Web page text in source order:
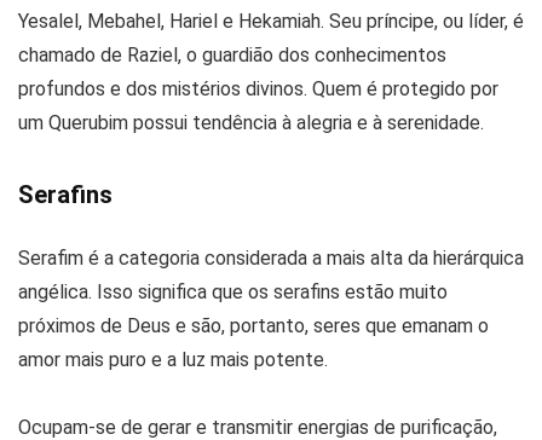
Yesalel, Mebahel, Hariel e Hekamiah. Seu príncipe, ou líder, é
chamado de Raziel, o guardião dos conhecimentos
profundos e dos mistérios divinos. Quem é protegido por
um Querubim possui tendência à alegria e à serenidade.
Serafins
Serafim é a categoria considerada a mais alta da hierárquica
angélica. Isso significa que os serafins estão muito
próximos de Deus e são, portanto, seres que emanam o
amor mais puro e a luz mais potente.
Ocupam-se de gerar e transmitir energias de purificação,